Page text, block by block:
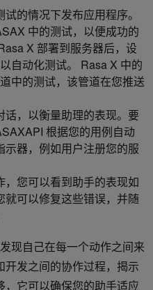
的情况下发布应用程序。
中的测试，以便成功的
X 部署到服务器后，设
自动化测试。 Rasa X 中的
中的测试，该管道在您推送
话，以衡量助理的表现。要
根据您的用例自动
器，例如用户注册您的服
，您可以看到助手的表现如
可以修复这些错误，并随
现自己在每一个动作之间来
发之间的协作过程，揭示
它可以确保您的助手适应